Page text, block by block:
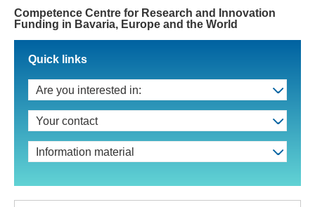
Competence Centre for Research and Innovation
Funding in Bavaria, Europe and the World
Quick links
Are you interested in:
Your contact
Information material